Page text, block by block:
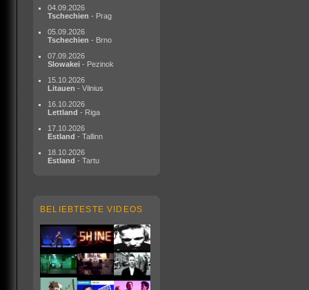
04.09.2026
Tschechien - Prag
05.09.2026
Tschechien - Brno
07.09.2026
Slowakei - Pezinok
15.10.2026
Litauen - Vilnius
16.10.2026
Lettland - Riga
17.10.2026
Estland - Tallinn
18.10.2026
Estland - Tartu
BELIEBTESTE VIDEOS